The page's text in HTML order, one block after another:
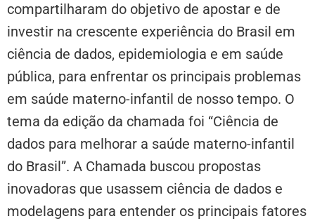
compartilharam do objetivo de apostar e de
investir na crescente experiência do Brasil em
ciência de dados, epidemiologia e em saúde
pública, para enfrentar os principais problemas
em saúde materno-infantil de nosso tempo. O
tema da edição da chamada foi “Ciência de
dados para melhorar a saúde materno-infantil
do Brasil”. A Chamada buscou propostas
inovadoras que usassem ciência de dados e
modelagens para entender os principais fatores